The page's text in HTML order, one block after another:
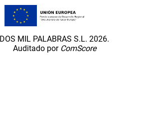
DOS MIL PALABRAS S.L. 2026.
Auditado por ComScore